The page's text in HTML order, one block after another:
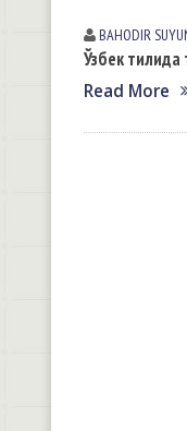
BAHODIR
Ўзбек
Read More